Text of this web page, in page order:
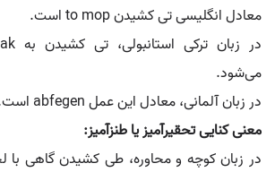
معادل انگلیسی تی کشیدن to mop است.
می‌شود.
در زبان آلمانی، معادل این عمل abfegen است.
معنی کنایی تحقیرآمیز یا طنزآمیز:
در زبان کوچه و محاوره، طی کشیدن گاهی با